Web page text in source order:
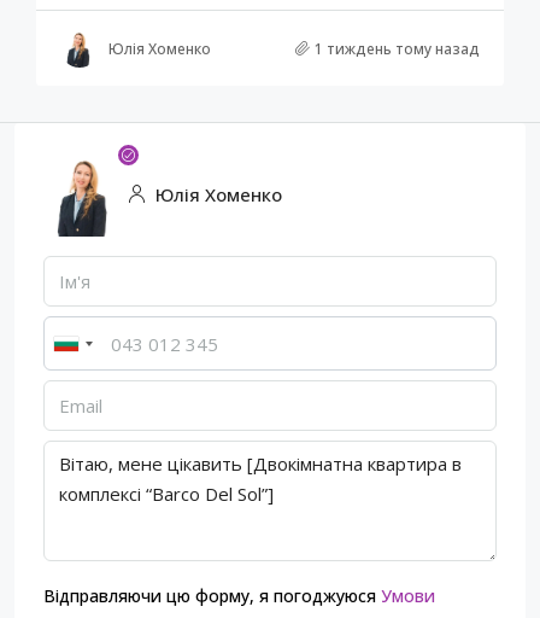
Юлія Хоменко 1 тиждень тому назад
Юлія Хоменко
Відправляючи цю форму, я погоджуюся Умови